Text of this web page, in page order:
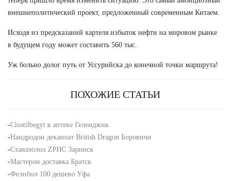
внешнеполитический проект, предложенный современным Китаем.
Исходя из предсказаний картеля избыток нефти на мировом рынке
в будущем году может составить 560 тыс.
Уж больно долог путь от Уссурийска до конечной точки маршрута!
ПОХОЖИЕ СТАТЬИ
-Clostilbegyt в аптеке Геленджик
-Нандродон деканоат British Dragon Боровичи
-Станазолол ZPHC Заринск
-Мастерон доставка Братск
-Фелибол 100 дешево Уфа